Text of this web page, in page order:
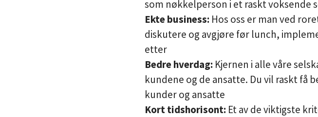
som nøkkelperson i et raskt voksende
Ekte business: Hos oss er man ved
diskutere og avgjøre før lunch,
etter
Bedre hverdag: Kjernen i alle våre
kundene og de ansatte. Du vil raskt
kunder og ansatte
Kort tidshorisont: Et av de viktigste